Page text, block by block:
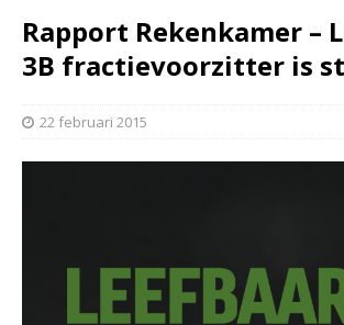
Rapport Rekenkamer –
3B fractievoorzitter is
22 februari 2015